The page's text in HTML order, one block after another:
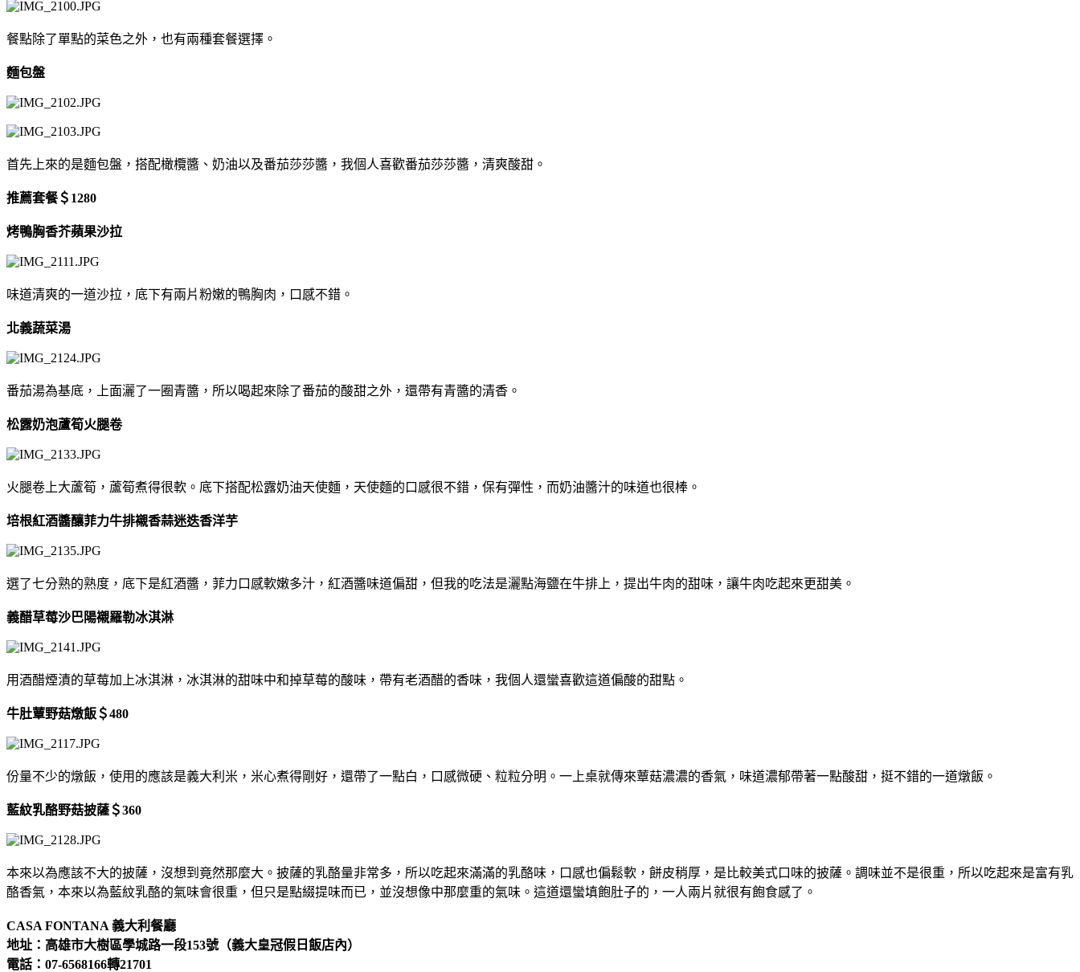
餐點除了單點的菜色之外，也有兩種套餐選擇。
麵包盤
首先上來的是麵包盤，搭配橄欖醬、奶油以及番茄莎莎醬，我個人喜歡番茄莎莎醬，清爽酸甜。
推薦套餐＄1280
烤鴨胸香芥蘋果沙拉
味道清爽的一道沙拉，底下有兩片粉嫩的鴨胸肉，口感不錯。
北義蔬菜湯
番茄湯為基底，上面灑了一圈青醬，所以喝起來除了番茄的酸甜之外，還帶有青醬的清香。
松露奶泡蘆筍火腿卷
火腿卷上大蘆筍，蘆筍煮得很軟。底下搭配松露奶油天使麵，天使麵的口感很不錯，保有彈性，而奶油醬汁的味道也很棒。
培根紅酒醬釀菲力牛排襯香蒜迷迭香洋芋
選了七分熟的熟度，底下是紅酒醬，菲力口感軟嫩多汁，紅酒醬味道偏甜，但我的吃法是灑點海鹽在牛排上，提出牛肉的甜味，讓牛肉吃起來更甜美。
義醋草莓沙巴陽襯羅勒冰淇淋
用酒醋煙漬的草莓加上冰淇淋，冰淇淋的甜味中和掉草莓的酸味，帶有老酒醋的香味，我個人還蠻喜歡這道偏酸的甜點。
牛肚蕈野菇燉飯＄480
份量不少的燉飯，使用的應該是義大利米，米心煮得剛好，還帶了一點白，口感微硬、粒粒分明。一上桌就傳來蕈菇濃濃的香氣，味道濃郁帶著一點酸甜，挺不錯的一道燉飯。
藍紋乳酪野菇披薩＄360
本來以為應該不大的披薩，沒想到竟然那麼大。披薩的乳酪量非常多，所以吃起來滿滿的乳酪味，口感也偏鬆軟，餅皮稍厚，是比較美式口味的披薩。調味並不是很重，所以吃起來是富有乳
酪香氣，本來以為藍紋乳酪的氣味會很重，但只是點綴提味而已，並沒想像中那麼重的氣味。這道還蠻填飽肚子的，一人兩片就很有飽食感了。
CASA FONTANA 義大利餐廳
地址：高雄市大樹區學城路一段153號（義大皇冠假日飯店內）
電話：07-6568166轉21701